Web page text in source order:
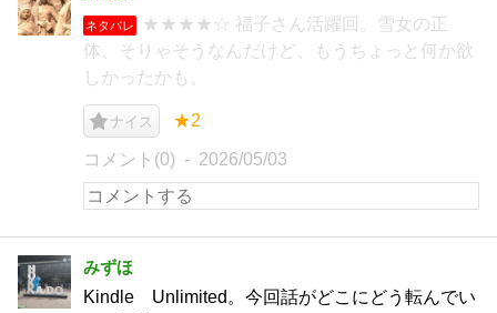
ネタバレ
★★★★☆ 福子さん活躍回。雪女の正
体、そりゃそうなんだけど、もうちょっと何か欲
しかったかも。
ナイス ★2
コメント(0) 2026/05/03
みずほ
Kindle Unlimited。今回話がどこにどう転んでい